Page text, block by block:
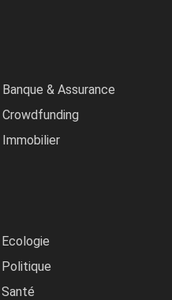
Banque & Assurance
Crowdfunding
Immobilier
Ecologie
Politique
Santé